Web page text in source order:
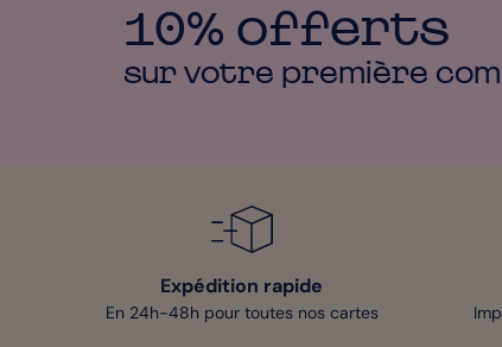
10% offerts
sur votre première
Expédition rapide
En 24h-48h pour toutes nos cartes